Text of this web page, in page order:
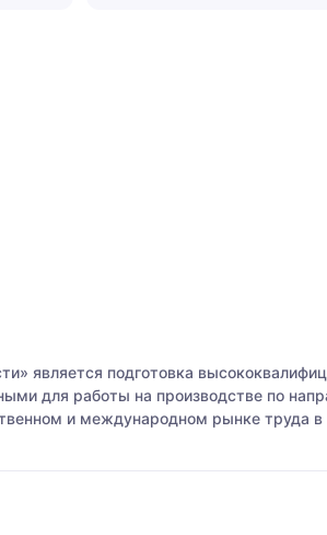
является подготовка
для работы на производстве по
и международном рынке труда в